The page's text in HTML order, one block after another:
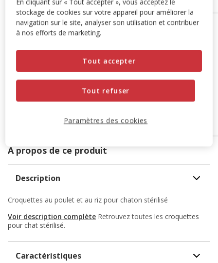
Options de livraison Détails livraison
Disponible
Voir la disponibilité en magasin
Retrait dans 2hOFFERT
Livraison dans 72h offert dès 69€ d'achat
Livraison à domicile
Disponible
dès 69€ d’achat
A propos de ce produit
Description
Croquettes au poulet et au riz pour chaton stérilisé
Voir description complète Retrouvez toutes les croquettes
pour chat stérilisé.
Caractéristiques
En cliquant sur « Tout accepter », vous acceptez le
stockage de cookies sur votre appareil pour améliorer la
navigation sur le site, analyser son utilisation et contribuer
à nos efforts de marketing.
Tout refuser
Tout accepter
Paramètres des cookies